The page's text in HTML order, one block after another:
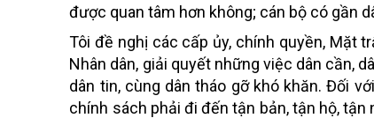
được quan tâm hơn không; cán bộ có gần
Tôi đề nghị các cấp ủy, chính quyền, Mặt
Nhân dân, giải quyết những việc dân cần,
dân tin, cùng dân tháo gỡ khó khăn. Đối
chính sách phải đi đến tận bản, tận hộ,